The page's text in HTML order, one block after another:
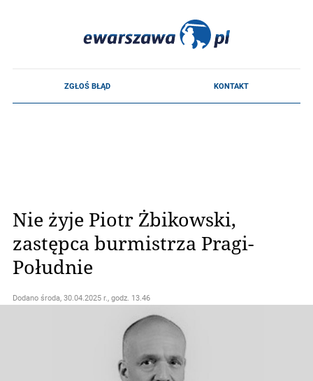
Nie żyje Piotr Żbikowski,
zastępca burmistrza Pragi-
Południe
Dodano środa, 30.04.2025 r., godz. 13.46